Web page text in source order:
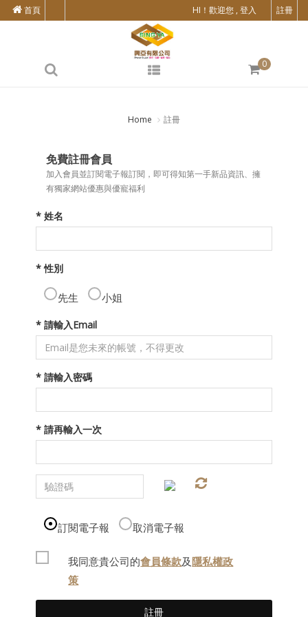
HI！歡迎您 , 登入 註冊
首頁
0
Home 註冊
免費註冊會員
加入會員並訂閱電子報訂閱，即可得知第一手新品資訊、擁
有獨家網站優惠與優寵福利
* 姓名
* 性別
先生 小姐
* 請輸入Email
* 請輸入密碼
* 請再輸入一次
訂閱電子報 取消電子報
我同意貴公司的會員條款及隱私權政
策
註冊